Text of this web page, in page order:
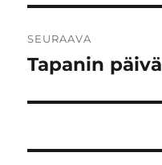
SEURAAVA
Seuraava
Tapanin päivä